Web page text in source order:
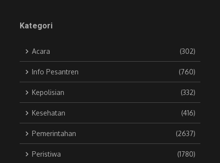
Kategori
Acara (302)
Info Pesantren (760)
Kepolisian (332)
Kesehatan (416)
Pemerintahan (2637)
Peristiwa (1780)